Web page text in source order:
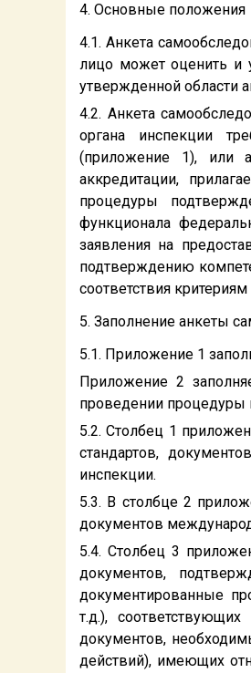
4. Основные положения
4.1. Анкета
лицо может оценить и
утвержденной области
4.2. Анкета
органа инспекции
(приложение 1), или
аккредитации,
процедуры
функционала
заявления на
подтверждению
соответствия
5. Заполнение анкеты
5.1. Приложение 1
Приложение 2
проведении процедуры
5.2. Столбец 1
стандартов,
инспекции.
5.3. В столбце 2
документов
5.4. Столбец 3
документов,
документированные
т.д.),
документов,
действий), имеющих